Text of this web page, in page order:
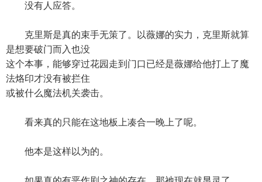
没有人应答。
克里斯是真的束手无策了。以薇娜的实力，克里斯就算
是想要破门而入也没
这个本事，能够穿过花园走到门口已经是薇娜给他打上了魔
法烙印才没有被拦住
或被什么魔法机关袭击。
看来真的只能在这地板上凑合一晚上了呢。
他本是这样以为的。